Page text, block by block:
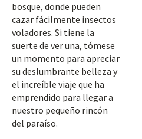
bosque, donde pueden
cazar fácilmente insectos
voladores. Si tiene la
suerte de ver una, tómese
un momento para apreciar
su deslumbrante belleza y
el increíble viaje que ha
emprendido para llegar a
nuestro pequeño rincón
del paraíso.